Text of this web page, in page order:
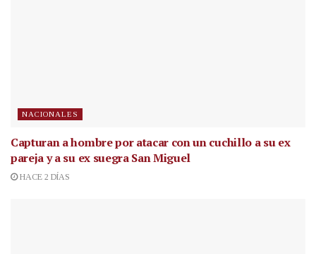
NACIONALES
Capturan a hombre por atacar con un cuchillo a su ex
pareja y a su ex suegra San Miguel
HACE 2 DÍAS